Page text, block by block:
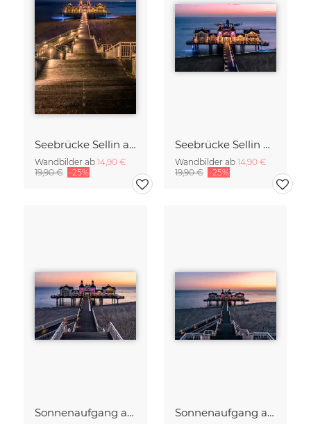
Seebrücke Sellin auf Rügen
Wandbilder ab 14,90 €
19,90 € -25%
Seebrücke Sellin Rügen
Wandbilder ab 14,90 €
19,90 € -25%
Sonnenaufgang auf Rügen Sonnenaufgang auf der Insel Rügen